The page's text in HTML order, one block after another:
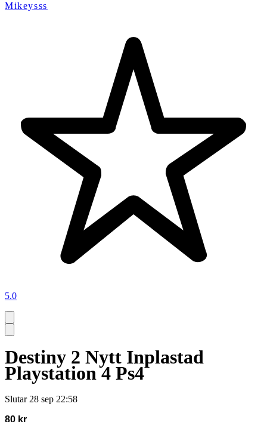
Mikeysss
5.0
Destiny 2 Nytt Inplastad
Playstation 4 Ps4
Slutar 28 sep 22:58
80 kr